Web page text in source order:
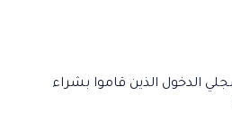
الدخول الذين قاموا بشراء